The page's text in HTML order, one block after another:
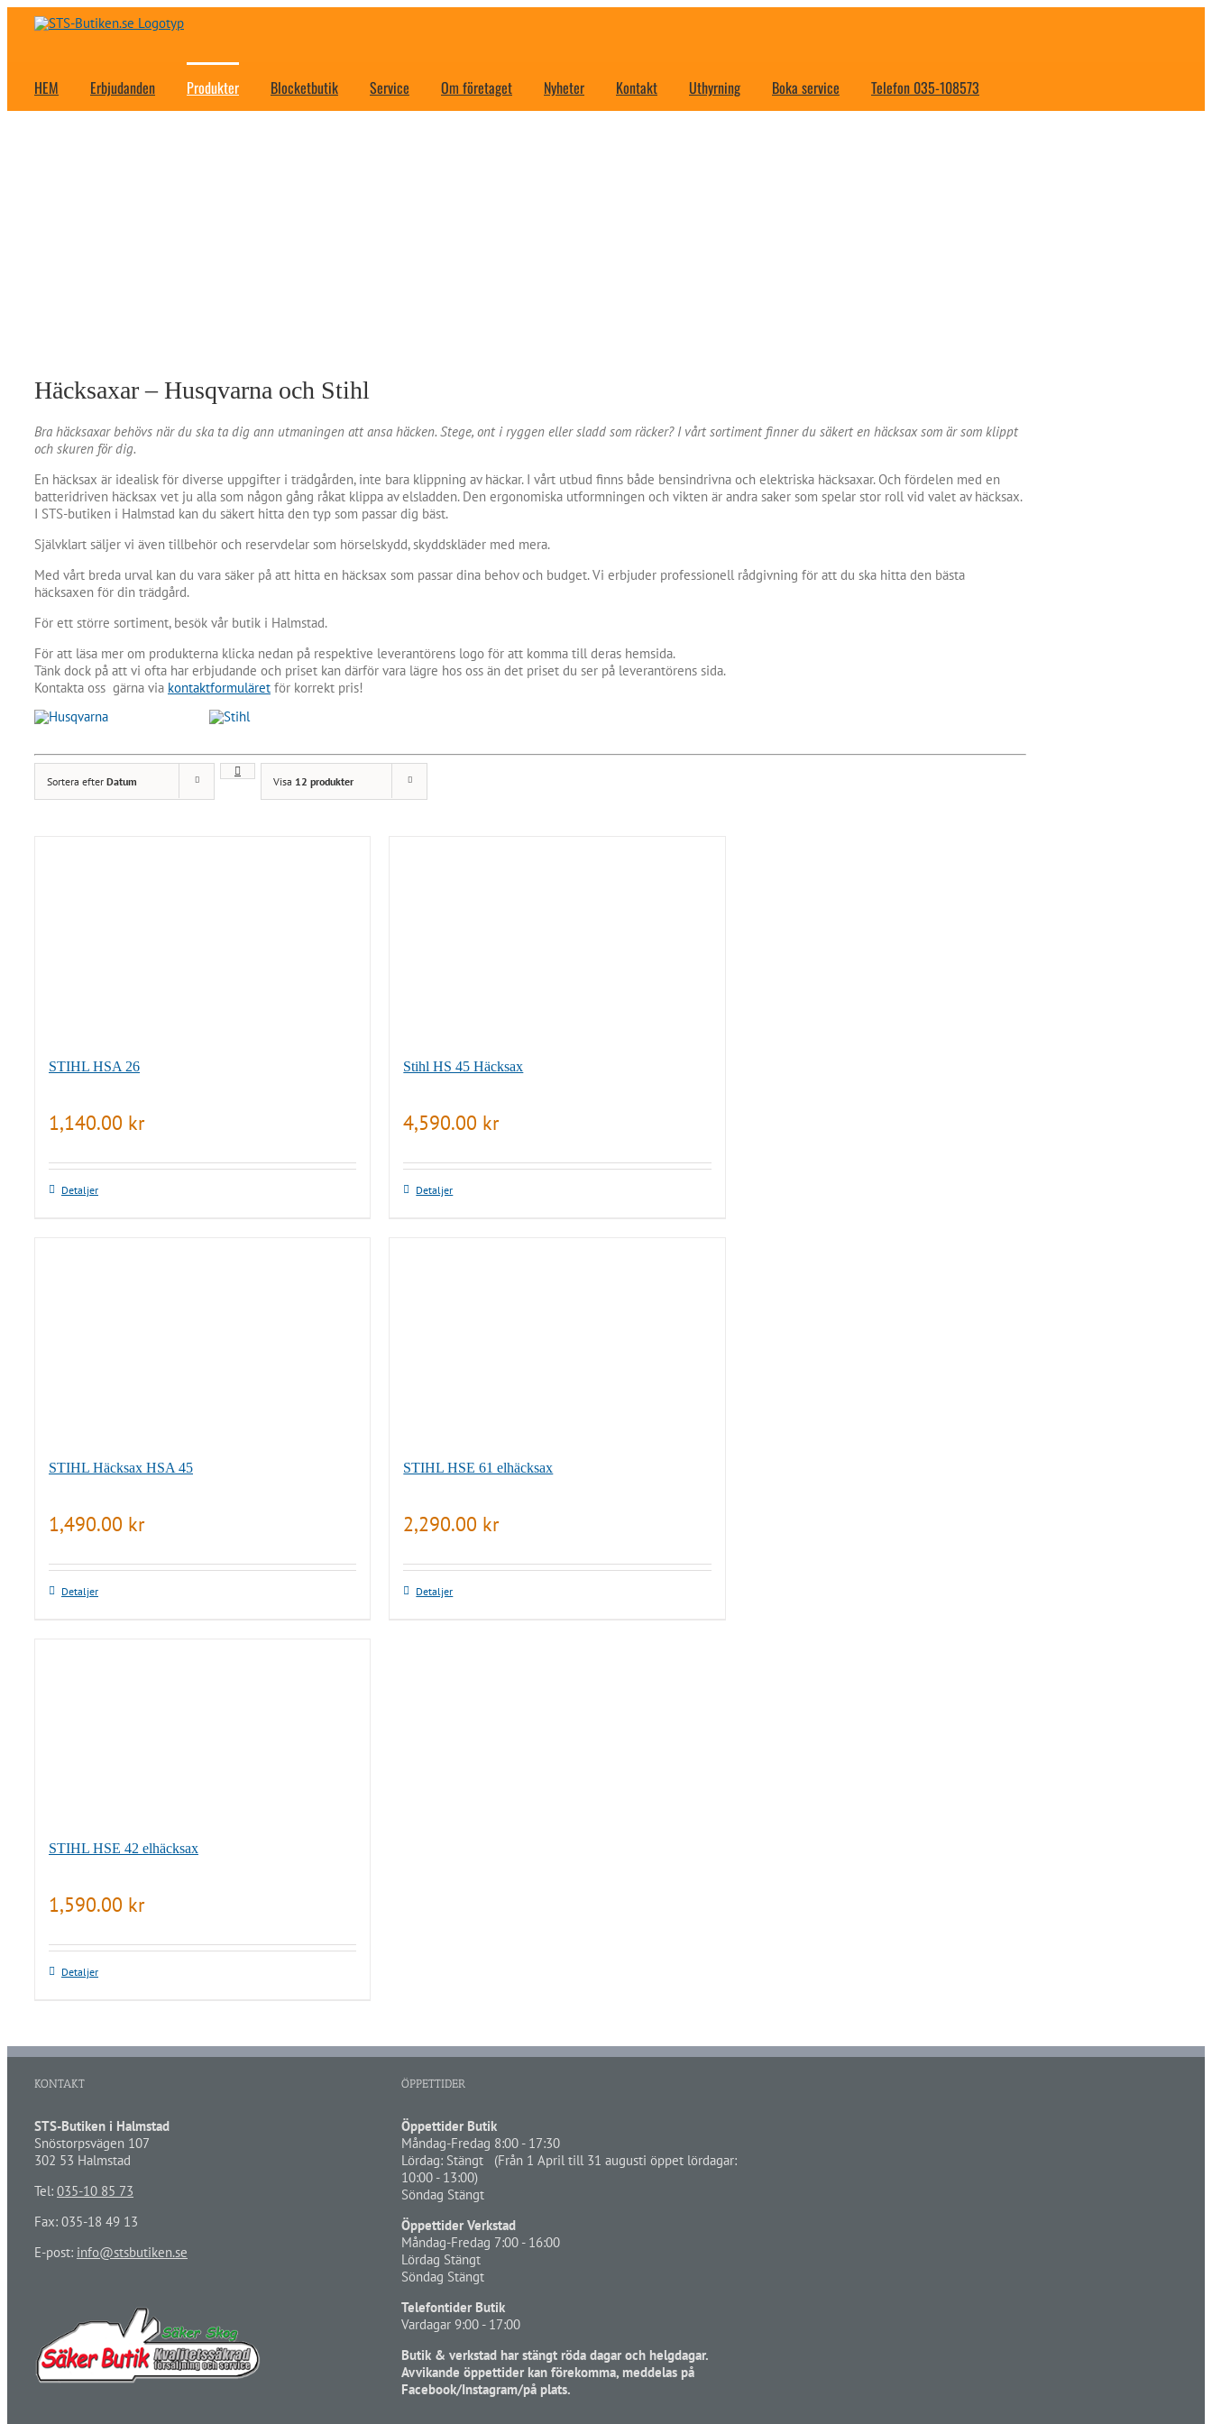
Fortsätt
HEM Erbjudanden Produkter Blocketbutik Service Om företaget Nyheter Kontakt Uthyrning Boka service Telefon 035-108573
Häcksaxar – Husqvarna och Stihl
Bra häcksaxar behövs när du ska ta dig ann utmaningen att ansa häcken. Stege, ont i ryggen eller sladd som räcker? I vårt sortiment finner du säkert en häcksax som är som klippt
och skuren för dig.
En häcksax är idealisk för diverse uppgifter i trädgården, inte bara klippning av häckar. I vårt utbud finns både bensindrivna och elektriska häcksaxar. Och fördelen med en
batteridriven häcksax vet ju alla som någon gång råkat klippa av elsladden. Den ergonomiska utformningen och vikten är andra saker som spelar stor roll vid valet av häcksax.
I STS-butiken i Halmstad kan du säkert hitta den typ som passar dig bäst.
Självklart säljer vi även tillbehör och reservdelar som hörselskydd, skyddskläder med mera.
Med vårt breda urval kan du vara säker på att hitta en häcksax som passar dina behov och budget. Vi erbjuder professionell rådgivning för att du ska hitta den bästa
häcksaxen för din trädgård.
För ett större sortiment, besök vår butik i Halmstad.
För att läsa mer om produkterna klicka nedan på respektive leverantörens logo för att komma till deras hemsida.
Tänk dock på att vi ofta har erbjudande och priset kan därför vara lägre hos oss än det priset du ser på leverantörens sida.
Kontakta oss gärna via kontaktformuläret för korrekt pris!
Sortera efter Datum Visa 12 produkter
STIHL HSA 26
1,140.00 kr
Detaljer
Stihl HS 45 Häcksax
4,590.00 kr
Detaljer
STIHL Häcksax HSA 45
1,490.00 kr
Detaljer
STIHL HSE 61 elhäcksax
2,290.00 kr
Detaljer
STIHL HSE 42 elhäcksax
1,590.00 kr
Detaljer
KONTAKT
STS-Butiken i Halmstad
Snöstorpsvägen 107
302 53 Halmstad
Tel: 035-10 85 73
Fax: 035-18 49 13
E-post: info@stsbutiken.se
ÖPPETTIDER
Öppettider Butik
Måndag-Fredag 8:00 - 17:30
Lördag: Stängt (Från 1 April till 31 augusti öppet lördagar:
10:00 - 13:00)
Söndag Stängt
Öppettider Verkstad
Måndag-Fredag 7:00 - 16:00
Lördag Stängt
Söndag Stängt
Telefontider Butik
Vardagar 9:00 - 17:00
Butik & verkstad har stängt röda dagar och helgdagar.
Avvikande öppettider kan förekomma, meddelas på
Facebook/Instagram/på plats.